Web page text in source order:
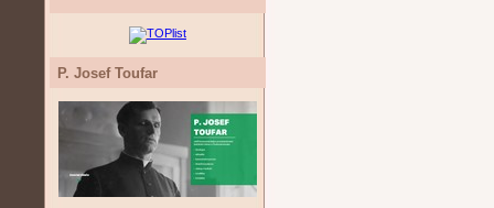
P. Josef Toufar